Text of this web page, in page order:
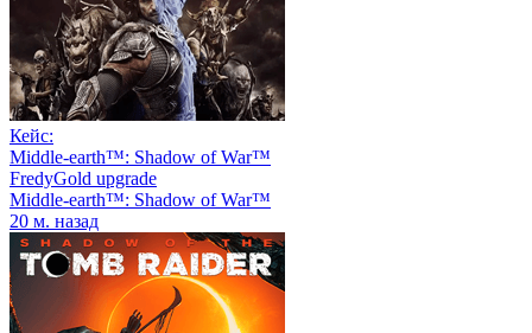
Кейс:
Middle-earth™: Shadow of War™
FredyGold upgrade
Middle-earth™: Shadow of War™
20 м. назад